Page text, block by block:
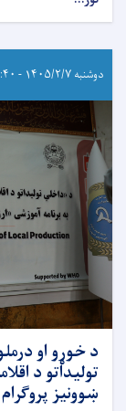
دوشنبه ۱۴۰۵/۲/۷ - ۱۴:۴۰
د خوړو او
ښوونیز